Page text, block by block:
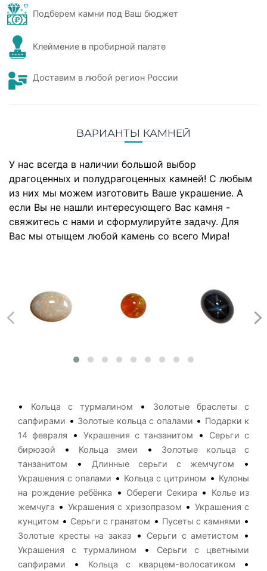
Подберем камни под Ваш бюджет
Клеймение в пробирной палате
Доставим в любой регион России
ВАРИАНТЫ КАМНЕЙ
У нас всегда в наличии большой выбор
драгоценных и полудрагоценных камней! С любым
из них мы можем изготовить Ваше украшение. А
если Вы не нашли интересующего Вас камня -
свяжитесь с нами и сформулируйте задачу. Для
Вас мы отыщем любой камень со всего Мира!
• Кольца с турмалином •
Золотые браслеты с
сапфирами • Золотые кольца с опалами • Подарки к
14 февраля
• Украшения с танзанитом •
Серьги с
бирюзой
• Кольца змеи •
Золотые кольца с
танзанитом
• Длинные серьги с жемчугом •
Украшения с опалами • Кольца с цитрином • Кулоны
на рождение ребёнка
• Обереги Секира •
Колье из
жемчуга • Украшения с хризопразом • Украшения с
кунцитом • Серьги с гранатом • Пусеты с камнями •
Золотые кресты на заказ• Серьги с аметистом •
Украшения с турмалином •
Серьги с цветными
сапфирами
• Кольца с кварцем-волосатиком •